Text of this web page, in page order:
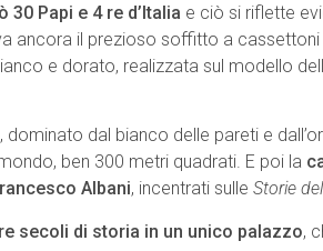
30 Papi e 4 re d’Italia e ciò si riflette
ancora il prezioso soffitto a
e dorato, realizzata sul modello
dal bianco delle pareti e
ben 300 metri quadrati. E poi la
Albani, incentrati sulle Storie
secoli di storia in un unico palazzo,